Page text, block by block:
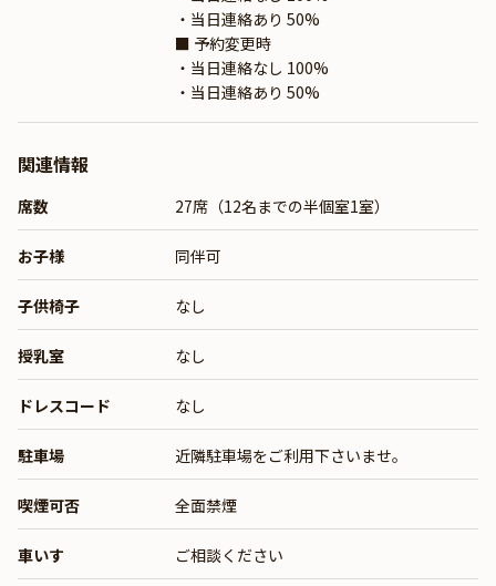
・当日連絡あり 50%
■ 予約変更時
・当日連絡なし 100%
・当日連絡あり 50%
関連情報
席数 27席（12名までの半個室1室）
お子様 同伴可
子供椅子 なし
授乳室 なし
ドレスコード なし
駐車場 近隣駐車場をご利用下さいませ。
喫煙可否 全面禁煙
車いす ご相談ください